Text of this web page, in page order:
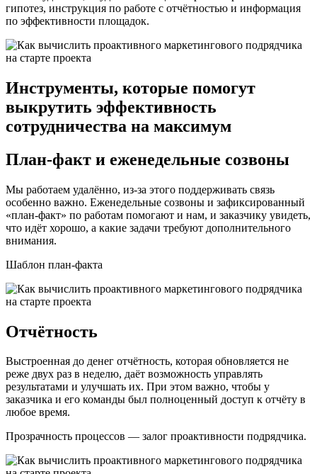
гипотез, инструкция по работе с отчётностью и информация
по эффективности площадок.
Инструменты, которые помогут
выкрутить эффективность
сотрудничества на максимум
План-факт и еженедельные созвоны
Мы работаем удалённо, из-за этого поддерживать связь
особенно важно. Еженедельные созвоны и зафиксированный
«план-факт» по работам помогают и нам, и заказчику увидеть,
что идёт хорошо, а какие задачи требуют дополнительного
внимания.
Шаблон план-факта
Отчётность
Выстроенная до денег отчётность, которая обновляется не
реже двух раз в неделю, даёт возможность управлять
результатами и улучшать их. При этом важно, чтобы у
заказчика и его команды был полноценный доступ к отчёту в
любое время.
Прозрачность процессов — залог проактивности подрядчика.